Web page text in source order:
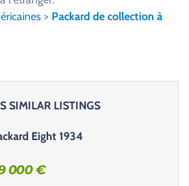
> Packard de collection à
SIMILAR LISTINGS
Eight 1934
000€